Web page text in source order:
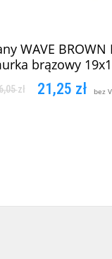
WAVE BROWN
brązowy
zł 21,25 zł bez